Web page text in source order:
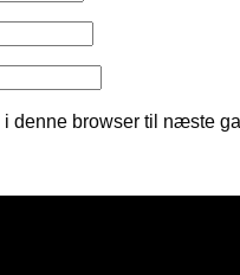
denne browser til næste